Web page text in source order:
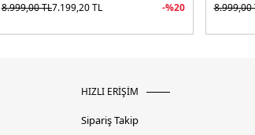
8.999,00TL7.199,20TL -%20
8.999,00
HIZLI ERİŞİM
Sipariş Takip